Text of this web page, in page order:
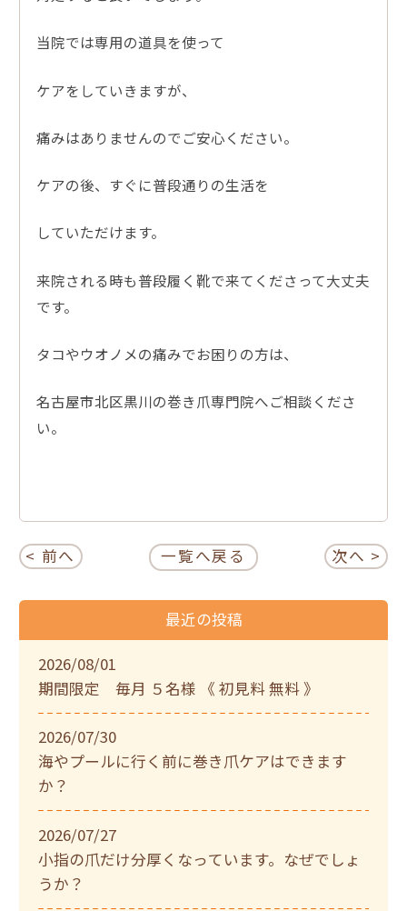
当院では専用の道具を使って
ケアをしていきますが、
痛みはありませんのでご安心ください。
ケアの後、すぐに普段通りの生活を
していただけます。
来院される時も普段履く靴で来てくださって大丈夫
です。
タコやウオノメの痛みでお困りの方は、
名古屋市北区黒川の巻き爪専門院へご相談くださ
い。
< 前へ 一覧へ戻る 次へ >
最近の投稿
2026/08/01
期間限定 毎月 ５名様 《 初見料 無料 》
2026/07/30
海やプールに行く前に巻き爪ケアはできます
か？
2026/07/27
小指の爪だけ分厚くなっています。なぜでしょ
うか？